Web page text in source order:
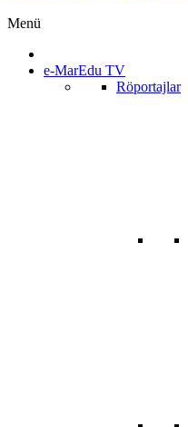
Menü
e-MarEdu TV
Röportajlar